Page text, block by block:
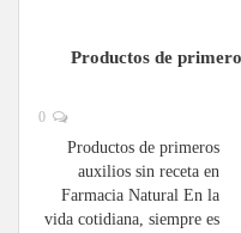
Productos de
Productos de primeros
auxilios sin receta en
Farmacia Natural En la
vida cotidiana, siempre es